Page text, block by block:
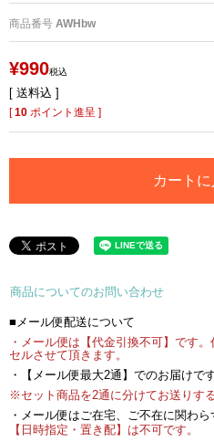
商品番号 AWHbw
¥990税込
送料込
[10 ポイント進呈 ]
カート
商品についてのお問い合わせ
■メール便配送について
・メール便は【代金引換不可】です
セルさせて頂きます。
・【メール便最大2通】でのお届けで
※セット商品を2通に分けてお送りす
・メール便はご在宅、ご不在に関わ
【日時指定・置き配】は不可です。